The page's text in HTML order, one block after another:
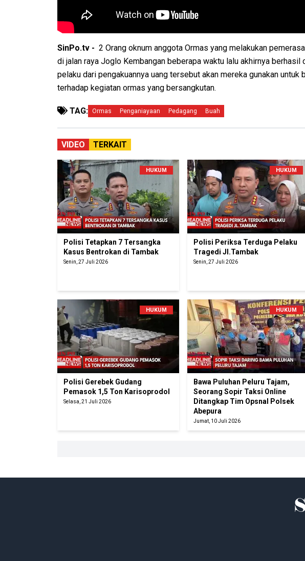
SinPo.tv - 2 Orang oknum anggota Ormas yang melakukan
di jalan raya Joglo Kembangan beberapa waktu lalu akhirnya
pelaku dari pengakuannya uang tersebut akan mereka gunakan
terhadap kegiatan ormas yang bersangkutan.
TAG: Ormas Penganiayaan Pedagang Buah
VIDEO TERKAIT
HUKUM
Polisi Tetapkan 7 Tersangka
Kasus Bentrokan di Tambak
Senin, 27 Juli 2026
HUKUM
Polisi Periksa Terduga Pelaku
Tragedi Jl.Tambak
Senin, 27 Juli 2026
HUKUM
Polisi Gerebek Gudang
Pemasok 1,5 Ton Karisoprodol
Selasa, 21 Juli 2026
HUKUM
Bawa Puluhan Peluru Tajam,
Seorang Sopir Taksi Online
Ditangkap Tim Opsnal Polsek
Abepura
Jumat, 10 Juli 2026